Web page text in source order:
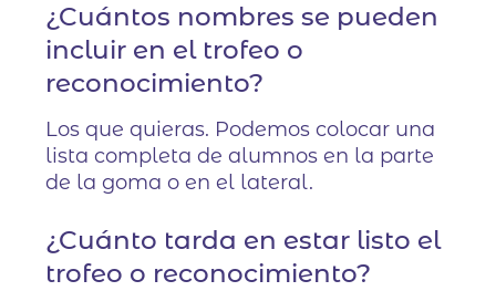
¿Cuántos nombres se pueden
incluir en el trofeo o
reconocimiento?
Los que quieras. Podemos colocar una
lista completa de alumnos en la parte
de la goma o en el lateral.
¿Cuánto tarda en estar listo el
trofeo o reconocimiento?